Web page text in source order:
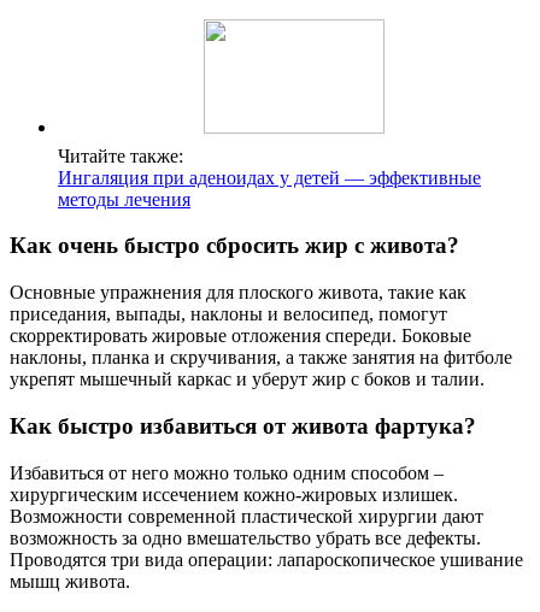
Читайте также:
Ингаляция при аденоидах у детей — эффективные
методы лечения
Как очень быстро сбросить жир с живота?
Основные упражнения для плоского живота, такие как
приседания, выпады, наклоны и велосипед, помогут
скорректировать жировые отложения спереди. Боковые
наклоны, планка и скручивания, а также занятия на фитболе
укрепят мышечный каркас и уберут жир с боков и талии.
Как быстро избавиться от живота фартука?
Избавиться от него можно только одним способом –
хирургическим иссечением кожно-жировых излишек.
Возможности современной пластической хирургии дают
возможность за одно вмешательство убрать все дефекты.
Проводятся три вида операции: лапароскопическое ушивание
мышц живота.